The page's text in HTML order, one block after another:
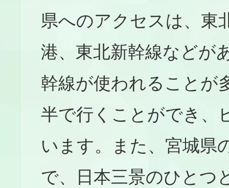
県へのアクセスは、東
港、東北新幹線などが
幹線が使われることが
半で行くことができ、
います。また、宮城県
で、日本三景のひとつ